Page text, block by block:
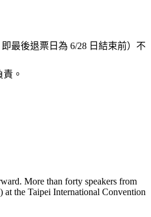
最後退票日為 6/28 日結束前）不
。
More than forty speakers from
the Taipei International Convention